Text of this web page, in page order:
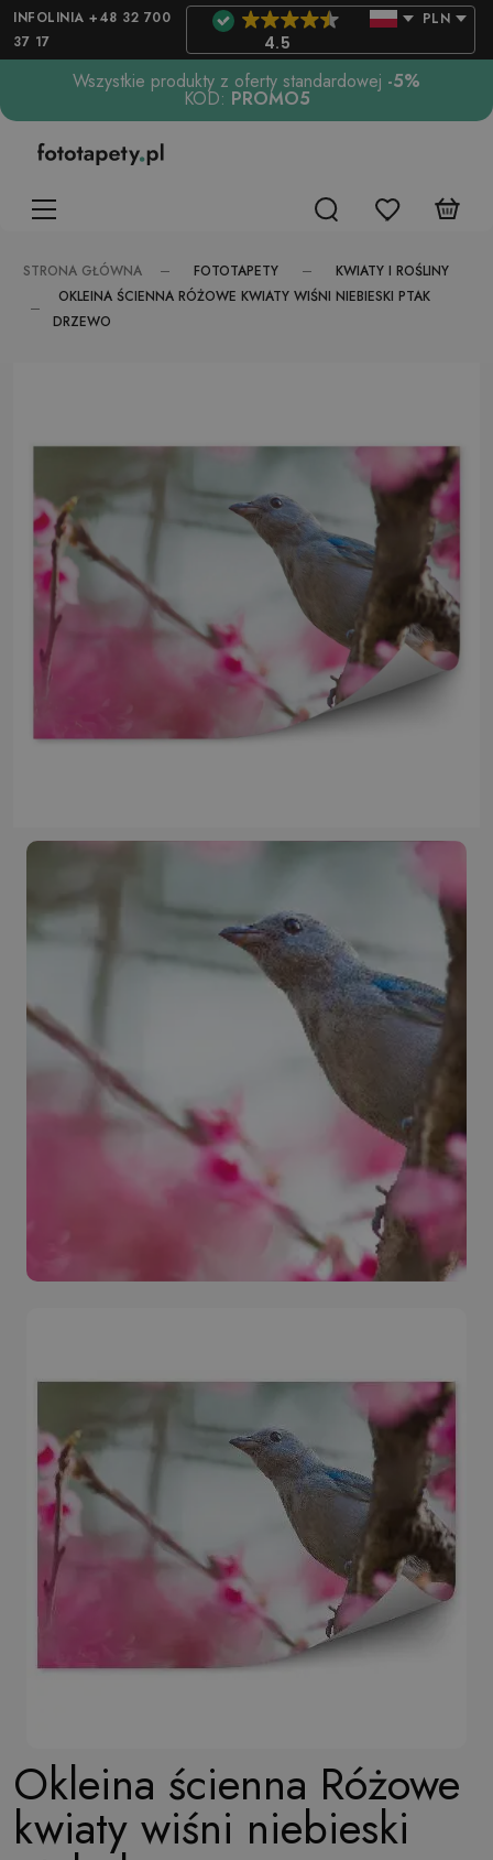
INFOLINIA +48 32 700
37 17
4.5
PLN
Wszystkie produkty z oferty standardowej -5%
KOD: PROMO5
STRONA GŁÓWNA FOTOTAPETY
KWIATY I ROŚLINY
OKLEINA ŚCIENNA RÓŻOWE KWIATY WIŚNI NIEBIESKI PTAK
DRZEWO
Okleina ścienna Różowe
kwiaty wiśni niebieski